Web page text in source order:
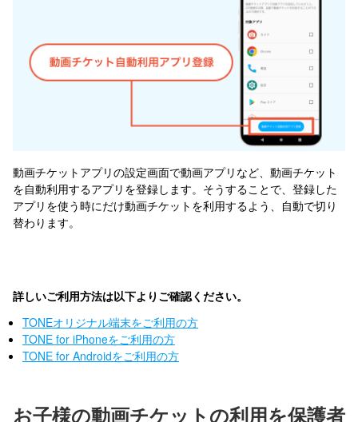
動画チケットアプリの設定画面で動画アプリなど、 動画チケット
を自動利用するアプリを登録します。そうすることで、登録した
アプリを使う時にだけ動画チケットを利用するよう、自動で切り
替わります。
詳しいご利用方法は以下よりご確認ください。
TONEオリジナル端末をご利用の方
TONE for iPhoneをご利用の方
TONE for Androidをご利用の方
お子様の動画チケットの利用を保護者